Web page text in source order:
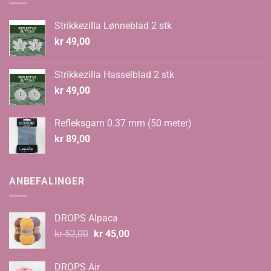
Strikkezilla Lønneblad 2 stk
kr 49,00
Strikkezilla Hasselblad 2 stk
kr 49,00
Refleksgarn 0.37 mm (50 meter)
kr 89,00
ANBEFALINGER
DROPS Alpaca
kr52,00 Opprinnelig
kr45,00Nåværende
DROPS Air